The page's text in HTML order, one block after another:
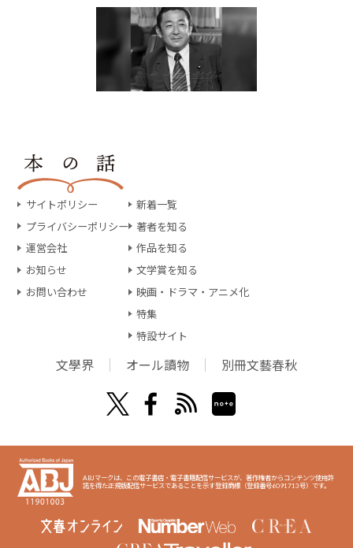
サイトポリシー
プライバシーポリシー
運営会社
お知らせ
お問い合わせ
新着一覧
著者を知る
作品を知る
文学賞を知る
映画・ドラマ・アニメ化
特集
特設サイト
文學界 オール讀物 別冊文藝春秋
ABJマークは、この電子書店・電子書籍配信サービスが、著作権者からコンテンツ使用許
諾を得た正規版配信サービスであることを示す登録商標（登録番号6091713号）です。